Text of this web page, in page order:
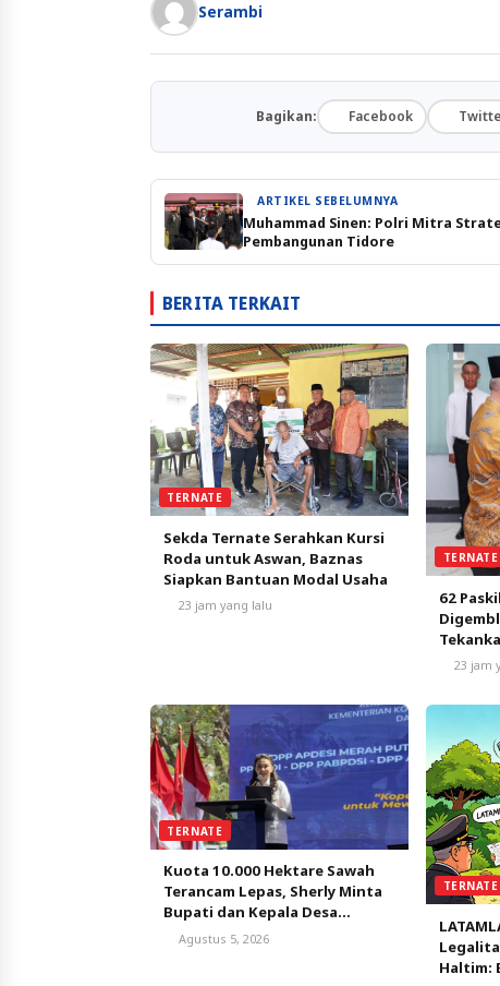
Serambi
Bagikan: Facebook
ARTIKEL SEBELUMNYA
Muhammad Sinen: Polri Mitra
Pembangunan Tidore
BERITA TERKAIT
TERNATE
Sekda Ternate Serahkan Kursi
Roda untuk Aswan, Baznas
Siapkan Bantuan Modal Usaha
23 jam yang lalu
TERNATE
62
23 jam
TERNATE
Kuota 10.000 Hektare Sawah
Terancam Lepas, Sherly Minta
Bupati dan Kepala Desa
Bergerak Satu Bulan
Selamatkan Peluang Emas
Agustus 5, 2026
TERNATE
Haltim: